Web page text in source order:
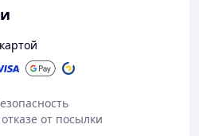
стекла.
22 см.от посылки